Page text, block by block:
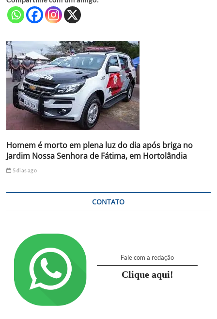
Homem é morto em plena luz do dia após briga no
Jardim Nossa Senhora de Fátima, em Hortolândia
5 dias ago
CONTATO
Fale com a redação
Clique aqui!